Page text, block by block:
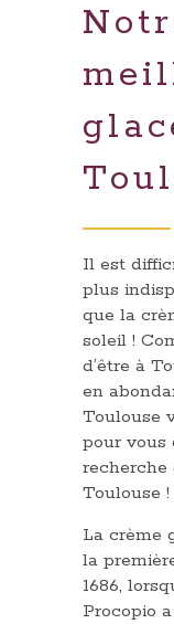
Il est
plus
que la
soleil !
d’être à
en
Toulouse
pour vous
recherche
Toulouse !
La crème
la
1686,
Procopio